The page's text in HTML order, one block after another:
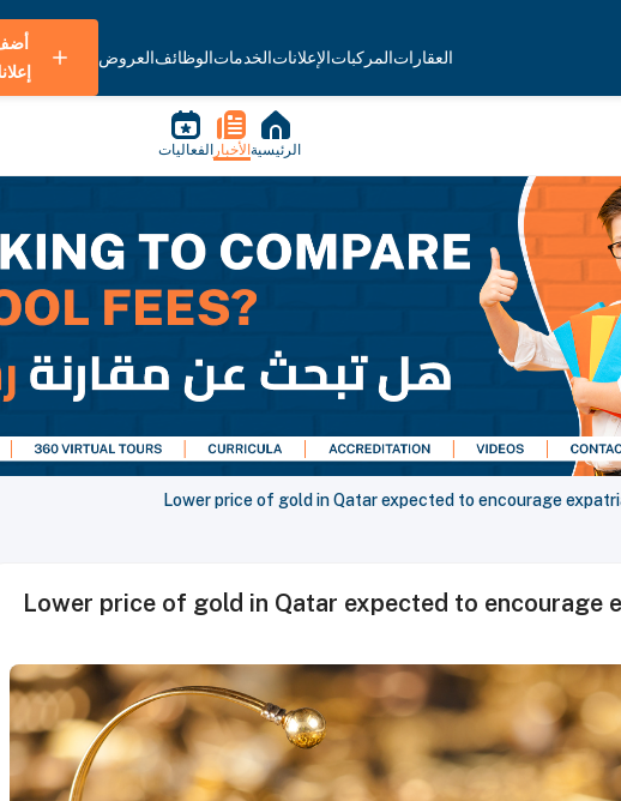
العقاراتالمركباتالإعلاناتالخدماتالوظائفالعروض
الرئيسية الأخبار الفعاليات
Lower price of gold in Qatar expected to encourage
Lower price of gold in Qatar expected to encourage